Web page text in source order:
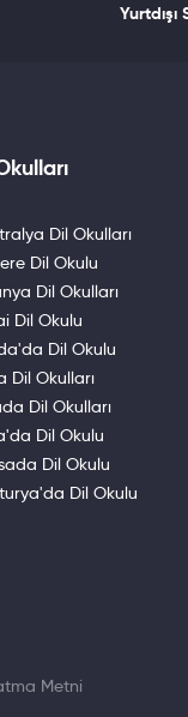
Dil Okulları
Dil Okulu
Dil Okulları
Dil Okulu
Dil Okulu
Dil Okulları
Dil Okulları
Dil Okulu
Dil Okulu
Dil Okulu
Metni